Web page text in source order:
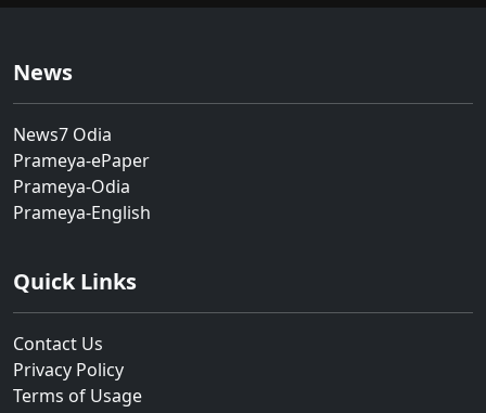
News
News7 Odia
Prameya-ePaper
Prameya-Odia
Prameya-English
Quick Links
Contact Us
Privacy Policy
Terms of Usage